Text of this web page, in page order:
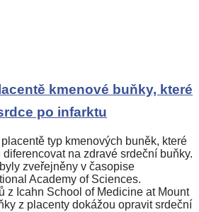
kmenové buňky, které
po infarktu
typ kmenových buněk, které
na zdravé srdeční buňky.
zveřejněny v časopise
Academy of Sciences.
z Icahn School of Medicine at Mount
z placenty dokážou opravit srdeční